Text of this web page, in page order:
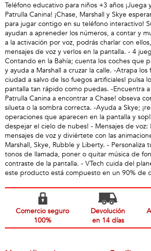
Teléfono educativo para niños +3 años ¡Juega
Patrulla Canina! ¡Chase, Marshall y Skye
para jugar contigo en su teléfono interactivo!
ayudan a apreneder los números, a contar y
a la activación por voz, podrás charlar con
mensajes de voz y verlos en la pantalla. - 4
Contando en la Bahía; cuenta los coches que
y ayuda a Marshall a cruzar la calle. -Atrapa los
ciudad a salvo de lso fuegos artificiales! pulsa
pantalla tan rápido como puedas. -Encuentra a
Patrulla Canina a encontrar a Chase! obseva
silueta o la sombra correcta. -Ayuda a Skye;
operaciones que aparecen en la pantalla y
despejar el cielo de nubes! - Mensajes de voz:
mensajes de voz y diviértete con las
Marshall, Skye, Rubble y Liberty. -
tonos de llamada, poner o quitar música de
contraste de la pantalla. - VTech cuida del
este producto está compuesto en un 90% de
Comercio seguro
100%
Devolución
en 14 días